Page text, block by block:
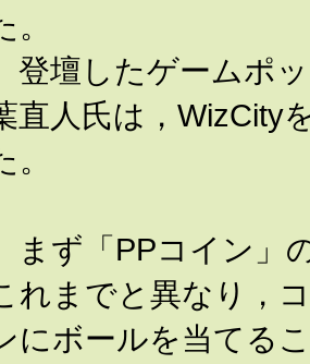
。
登壇したゲームポ
直人氏は，WizCity
。
まず「PPコイン」
れまでと異なり，
にボールを当てる